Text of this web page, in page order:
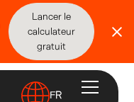
Lancer le
calculateur
gratuit
FR